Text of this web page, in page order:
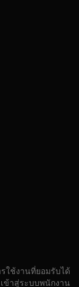
ใช้งานที่ยอมรับได้
เข้าสู่ระบบพนักงาน